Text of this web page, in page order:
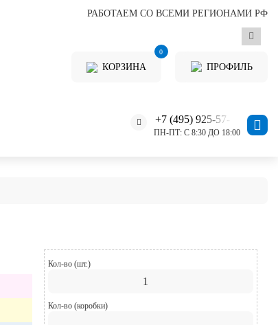
РАБОТАЕМ СО ВСЕМИ РЕГИОНАМИ РФ
КОРЗИНА
0
ПРОФИЛЬ
+7 (495) 925-57-11
ПН-ПТ: С 8:30 ДО 18:00
Кол-во (шт.)
Кол-во (коробки)